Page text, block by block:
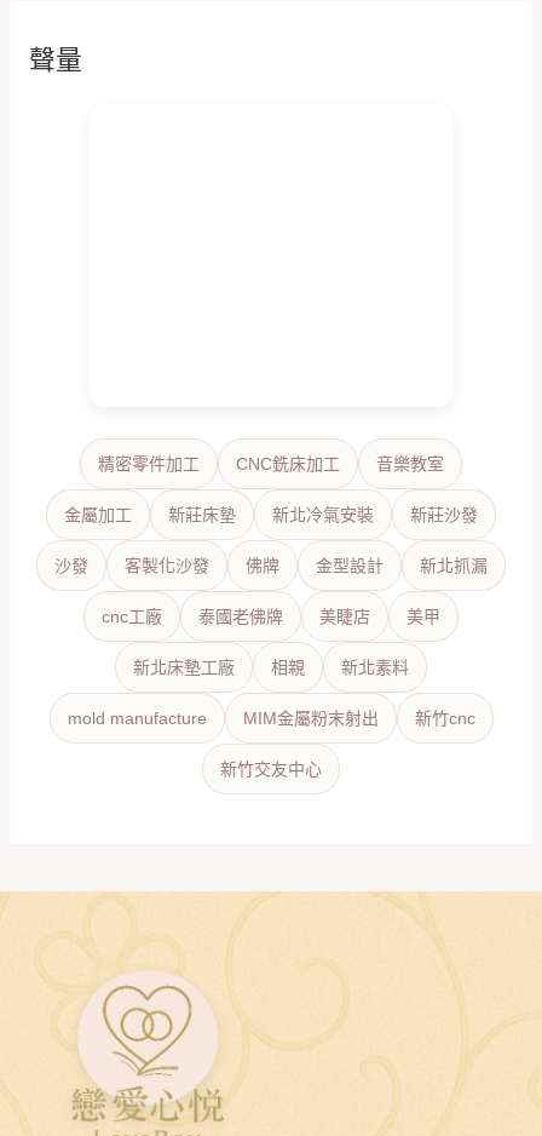
聲量
精密零件加工 CNC銑床加工 音樂教室
金屬加工 新莊床墊 新北冷氣安裝 新莊沙發
沙發 客製化沙發 佛牌 金型設計 新北抓漏
cnc工廠 泰國老佛牌 美睫店 美甲
新北床墊工廠 相親 新北素料
mold manufacture MIM金屬粉末射出 新竹cnc
新竹交友中心